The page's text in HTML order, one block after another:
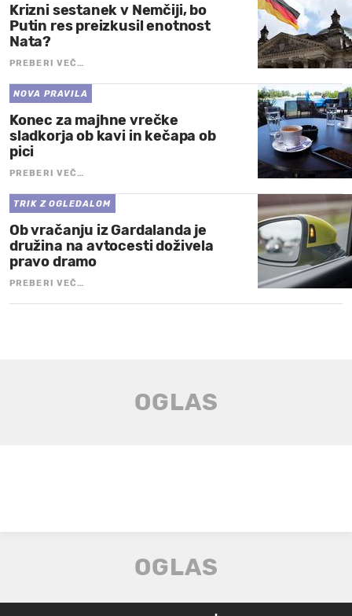
Krizni sestanek v Nemčiji, bo
Putin res preizkusil enotnost
Nata?
PREBERI VEČ…
NOVA PRAVILA
Konec za majhne vrečke
sladkorja ob kavi in kečapa ob
pici
PREBERI VEČ…
TRIK Z OGLEDALOM
Ob vračanju iz Gardalanda je
družina na avtocesti doživela
pravo dramo
PREBERI VEČ…